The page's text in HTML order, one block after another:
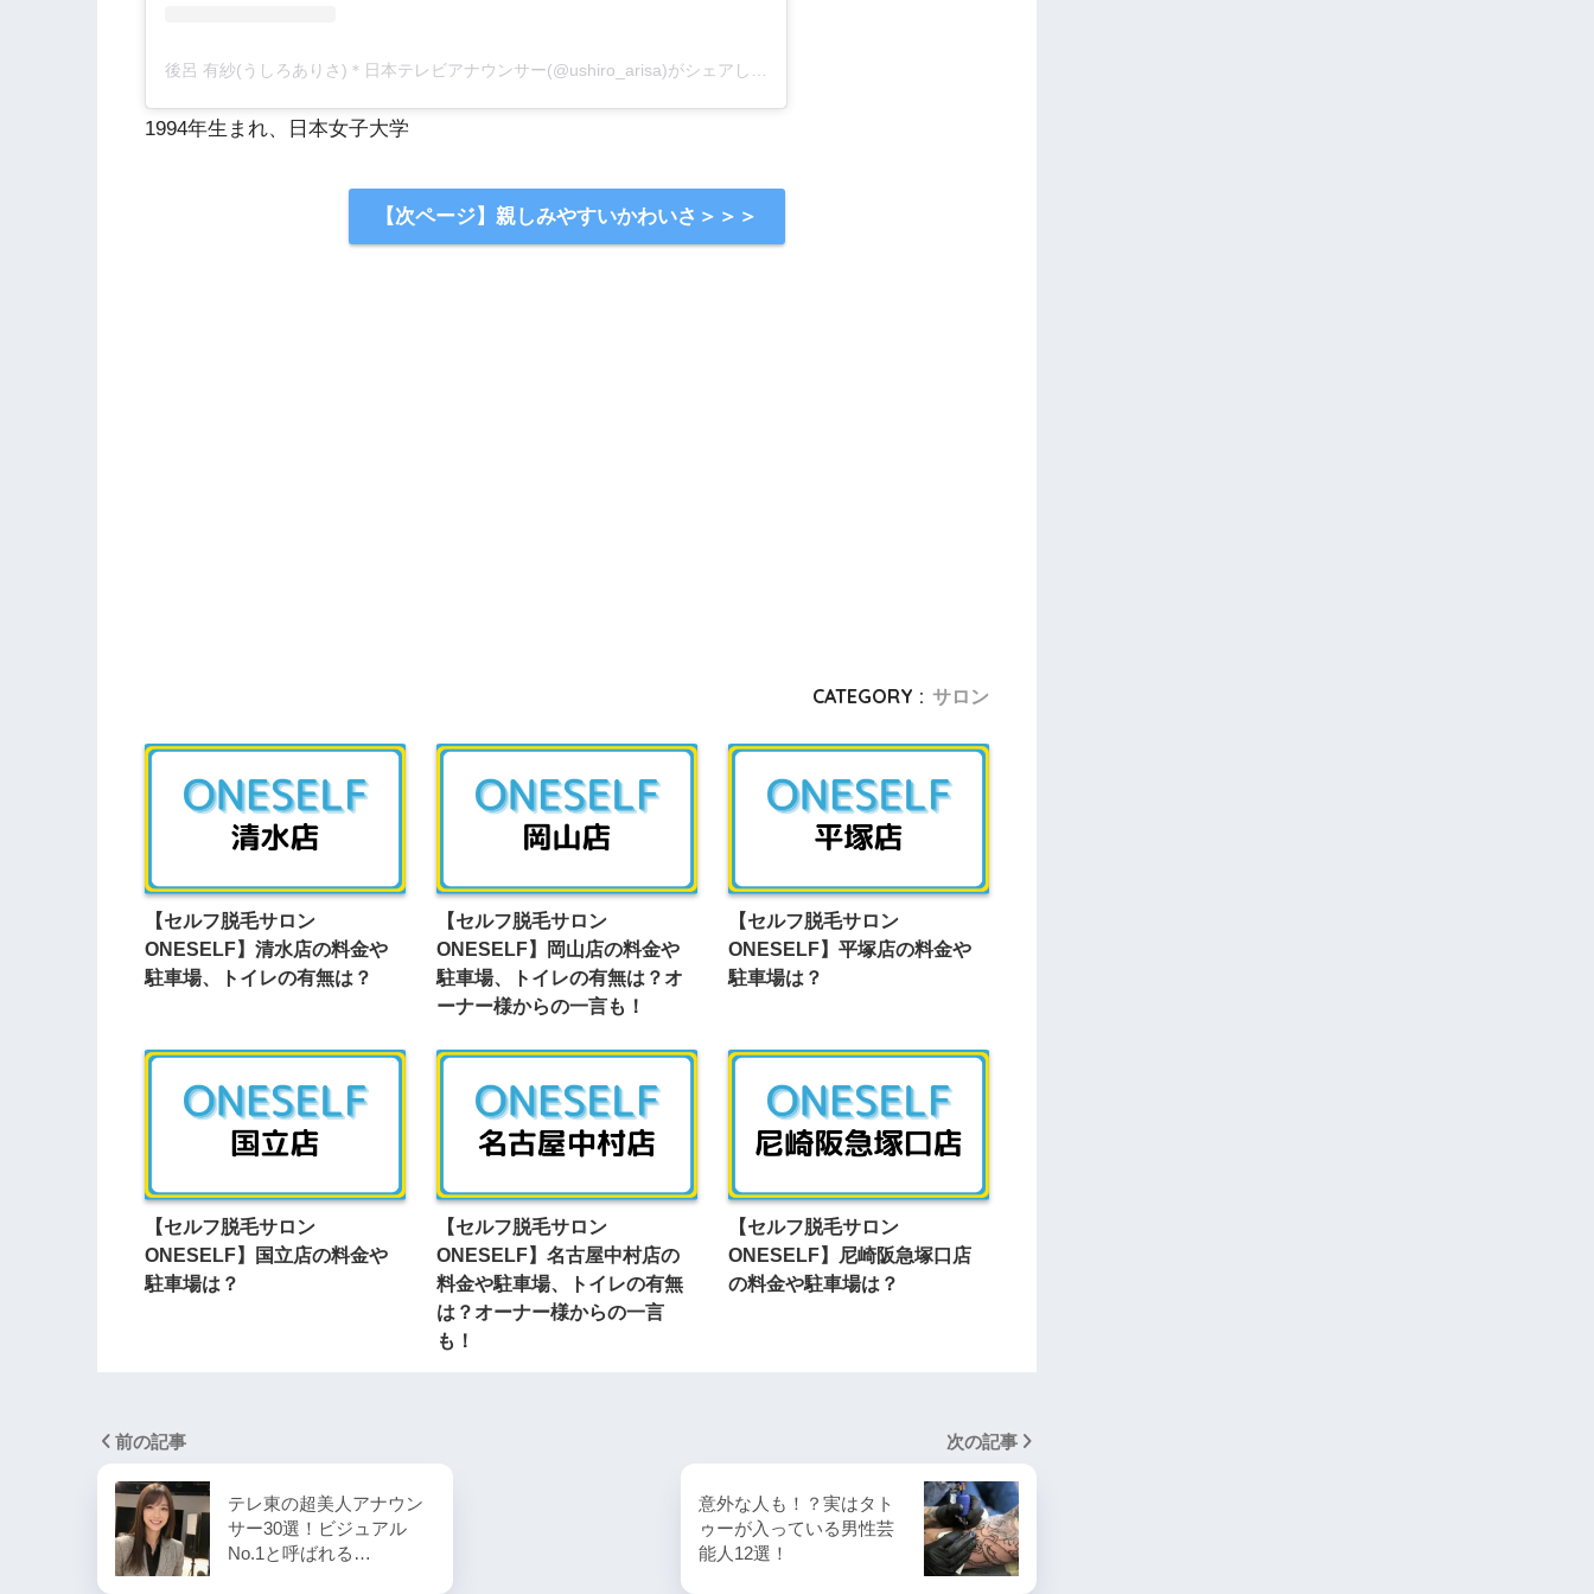
1994年生まれ、日本女子大学
【次ページ】親しみやすいかわいさ＞＞＞
CATEGORY : サロン
【セルフ脱毛サロン
ONESELF】清水店の料金や
駐車場、トイレの有無は？
【セルフ脱毛サロン
ONESELF】岡山店の料金や
駐車場、トイレの有無は？オ
ーナー様からの一言も！
【セルフ脱毛サロン
ONESELF】平塚店の料金や
駐車場は？
【セルフ脱毛サロン
ONESELF】国立店の料金や
駐車場は？
【セルフ脱毛サロン
ONESELF】名古屋中村店の
料金や駐車場、トイレの有無
は？オーナー様からの一言
も！
【セルフ脱毛サロン
ONESELF】尼崎阪急塚口店
の料金や駐車場は？
前の記事
テレ東の超美人アナウン
サー30選！ビジュアル
No.1と呼ばれる…
次の記事
意外な人も！？実はタト
ゥーが入っている男性芸
能人12選！